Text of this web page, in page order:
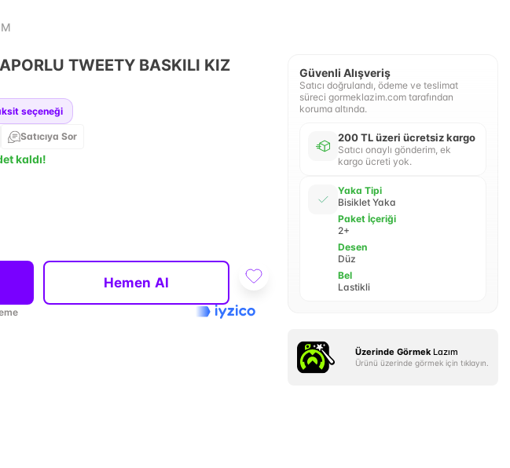
TWEETY BASKILI KIZ
seçeneği
Satıcıya Sor
kaldı!
Hemen Al
Güvenli Alışveriş
Satıcı doğrulandı, ödeme ve teslimat
süreci gormeklazim.com tarafından
koruma altında.
200 TL üzeri ücretsiz kargo
Satıcı onaylı gönderim, ek
kargo ücreti yok.
Yaka Tipi
Bisiklet Yaka
Paket İçeriği
2+
Desen
Düz
Bel
Lastikli
Üzerinde Görmek Lazım
Ürünü üzerinde görmek için tıklayın.